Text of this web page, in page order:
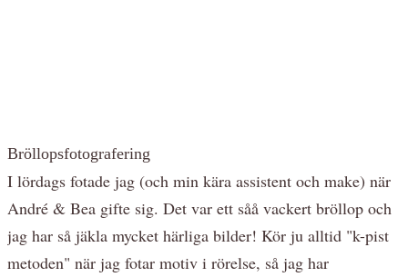
Bröllopsfotografering
I lördags fotade jag (och min kära assistent och make) när
André & Bea gifte sig. Det var ett såå vackert bröllop och
jag har så jäkla mycket härliga bilder! Kör ju alltid "k-pist
metoden" när jag fotar motiv i rörelse, så jag har